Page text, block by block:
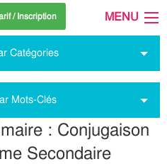
/ Inscription MENU
Catégories
Mots-Clés
: Conjugaison
Secondaire